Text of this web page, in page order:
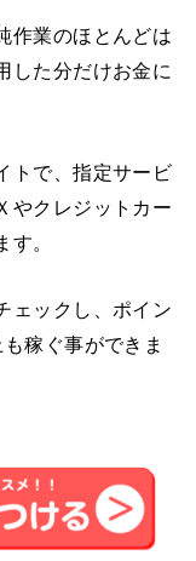
作業のほとんどは
した分だけお金に
トで、指定サービ
やクレジットカー
す。
ェックし、ポイン
稼ぐ事ができま